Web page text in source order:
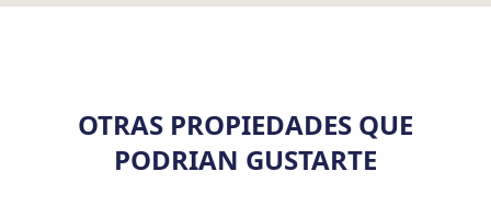
OTRAS PROPIEDADES QUE
PODRIAN GUSTARTE